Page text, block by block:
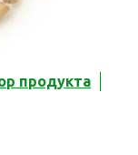
продукта